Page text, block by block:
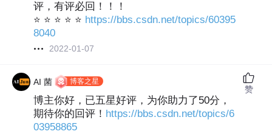
评，有评必回！！！
⭐ ⭐ ⭐ ⭐ ⭐ https://bbs.csdn.net/topics/60395
8040
2022-01-07
AI 菌 博客之星
博主你好，已五星好评，为你助力了50分，
期待你的回评！ https://bbs.csdn.net/topics/6
03958865
赞